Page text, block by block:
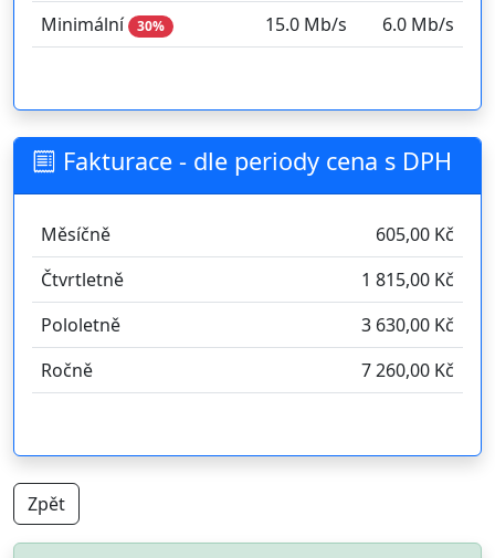
Minimální
30% 15.0 Mb/s 6.0 Mb/s
Fakturace - dle periody cena s DPH
Měsíčně
605,00 Kč
Čtvrtletně
1 815,00 Kč
Pololetně
3 630,00 Kč
Ročně
7 260,00 Kč
Zpět